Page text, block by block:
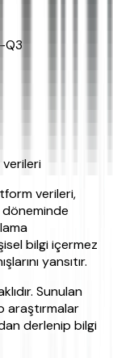
Q3
verileri
verileri,
bilgi içermez
yansıtır.
Sunulan
araştırmalar
derlenip bilgi